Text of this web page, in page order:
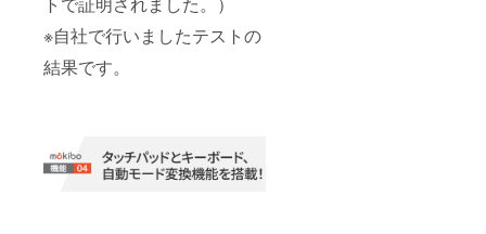
※自社で行いましたテストの
結果です。